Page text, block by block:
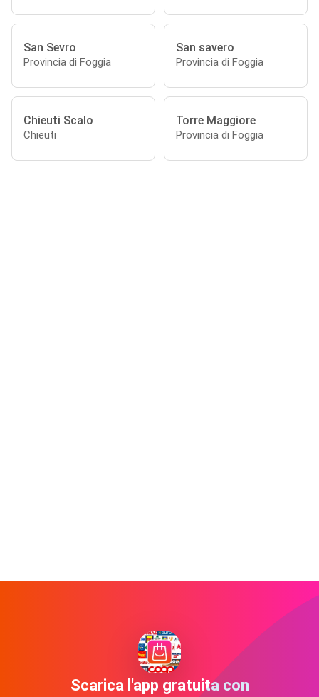
San Sevro
Provincia di Foggia
San savero
Provincia di Foggia
Chieuti Scalo
Chieuti
Torre Maggiore
Provincia di Foggia
Scarica l'app gratuita con